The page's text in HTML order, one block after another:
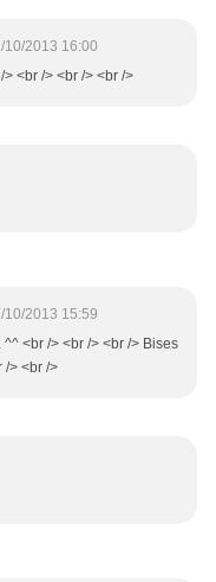
10/2013 16:00
<br /> <br /> <br />
10/2013 15:59
<br /> <br /> <br /> Bises
/> <br />